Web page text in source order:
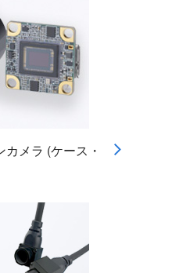
メラ (ケース・